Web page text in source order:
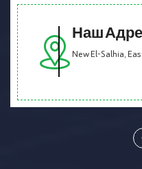
Наш
New El-Salhia,